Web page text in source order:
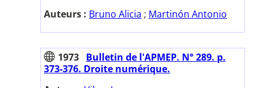
Auteurs : Bruno Alicia ; Martinón Antonio
1973 Bulletin de l'APMEP. N° 289. p.
373-376. Droite numérique.